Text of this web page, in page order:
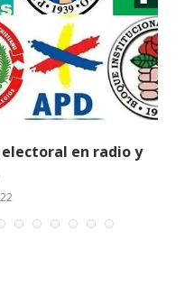
en radio y